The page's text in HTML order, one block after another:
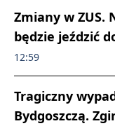
Zmiany w ZUS.
będzie jeździć
12:59
Tragiczny
Bydgoszczą.